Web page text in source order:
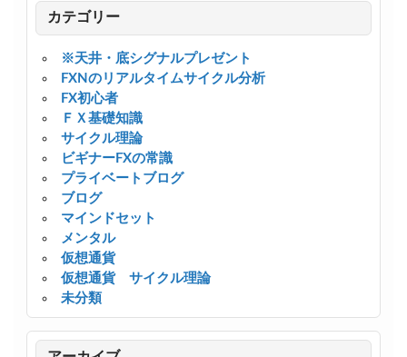
カテゴリー
※天井・底シグナルプレゼント
FXNのリアルタイムサイクル分析
FX初心者
ＦＸ基礎知識
サイクル理論
ビギナーFXの常識
プライベートブログ
ブログ
マインドセット
メンタル
仮想通貨
仮想通貨 サイクル理論
未分類